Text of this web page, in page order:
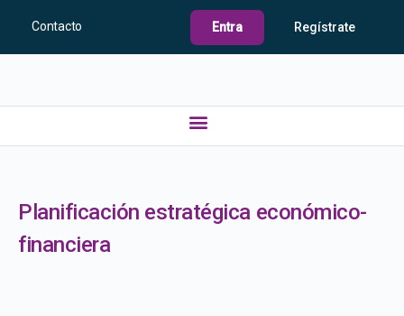
Contacto Entra Regístrate
Planificación estratégica económico-
financiera